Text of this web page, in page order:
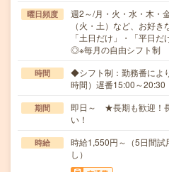
曜日頻度
週2～/月・火・水・木・
（火・土）など、お好
「土日だけ」・「平日
◎※毎月の自由シフト制
時間
◆シフト制：勤務番によ
時間）遅番15:00～20:30
期間
即日～ ★長期も歓迎！
い！
時給
時給1,550円～（5日間試
し）